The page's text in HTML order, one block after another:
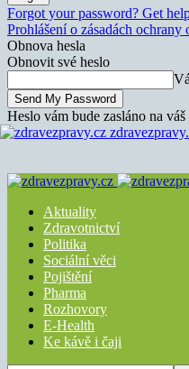
Forgot your password? Get
Prohlášení o zásadách ochrany
Obnova hesla
Obnovit své heslo
Heslo vám bude zasláno na váš
Aktuality
Zdravotnictví
Politika
Sociální věci
Pojištění
Pharma
Rozhovory
E-Health
Ke kávě i čaji